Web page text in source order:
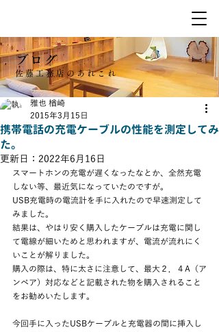
ブログ
佐藤工務店のあれこれ
携帯電話の充電ケーブルの性能を測定してみ
た。
雅也 楢崎
2015年3月15日
更新日： 2022年6月16日
スマートホンの充電が遅くなったなとか、全然充電
しない等、最近気になっていたのですが。
USB充電時の電流計を手に入れたので早速測定して
みました。
結果は、やはり安く購入したケーブルは充電に関し
て電線が細いためと思われますが、電流が流れにく
いことが解りました。
購入の際は、特に太さに注意して、最大２．４A（ア
ンペア）対応などと記載された物を購入されること
をお勧めいたします。
今回手に入ったUSBケーブルと充電器の間に挿入し